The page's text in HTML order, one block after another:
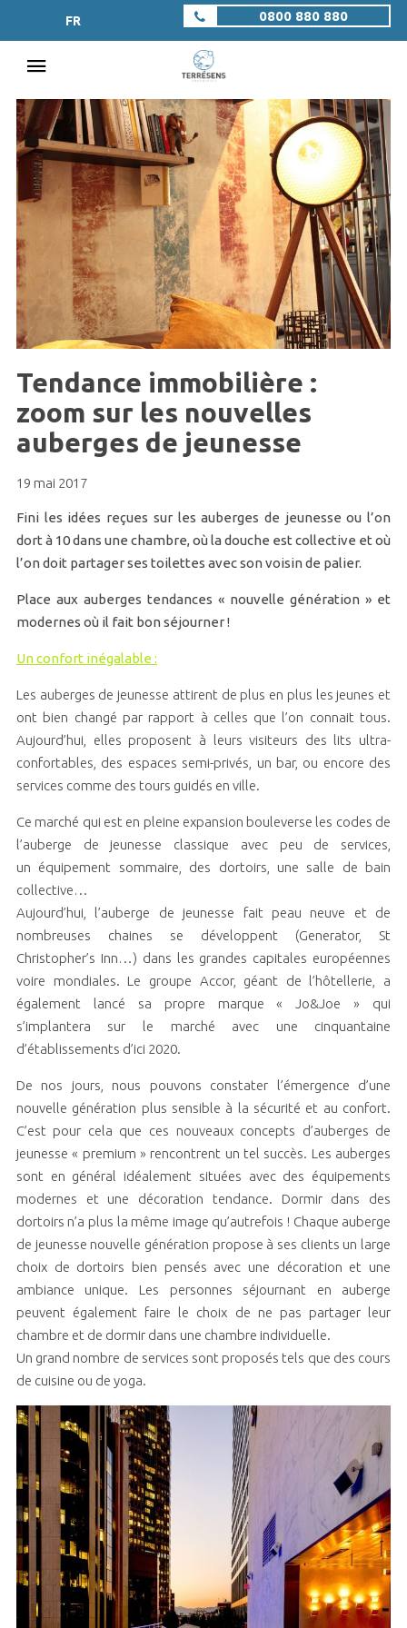
FR 0800 880 880
Tendance immobilière :
zoom sur les nouvelles
auberges de jeunesse
19 mai 2017
Fini les idées reçues sur les auberges de jeunesse ou l’on
dort à 10 dans une chambre, où la douche est collective et où
l’on doit partager ses toilettes avec son voisin de palier.
Place aux auberges tendances « nouvelle génération » et
modernes où il fait bon séjourner !
Un confort inégalable :
Les auberges de jeunesse attirent de plus en plus les jeunes et
ont bien changé par rapport à celles que l’on connait tous.
Aujourd’hui, elles proposent à leurs visiteurs des lits ultra-
confortables, des espaces semi-privés, un bar, ou encore des
services comme des tours guidés en ville.
Ce marché qui est en pleine expansion bouleverse les codes de
l’auberge de jeunesse classique avec peu de services,
un équipement sommaire, des dortoirs, une salle de bain
collective…
Aujourd’hui, l’auberge de jeunesse fait peau neuve et de
nombreuses chaines se développent (Generator, St
Christopher’s Inn…) dans les grandes capitales européennes
voire mondiales. Le groupe Accor, géant de l’hôtellerie, a
également lancé sa propre marque « Jo&Joe » qui
s’implantera sur le marché avec une cinquantaine
d’établissements d’ici 2020.
De nos jours, nous pouvons constater l’émergence d’une
nouvelle génération plus sensible à la sécurité et au confort.
C’est pour cela que ces nouveaux concepts d’auberges de
jeunesse « premium » rencontrent un tel succès. Les auberges
sont en général idéalement situées avec des équipements
modernes et une décoration tendance. Dormir dans des
dortoirs n’a plus la même image qu’autrefois ! Chaque auberge
de jeunesse nouvelle génération propose à ses clients un large
choix de dortoirs bien pensés avec une décoration et une
ambiance unique. Les personnes séjournant en auberge
peuvent également faire le choix de ne pas partager leur
chambre et de dormir dans une chambre individuelle.
Un grand nombre de services sont proposés tels que des cours
de cuisine ou de yoga.